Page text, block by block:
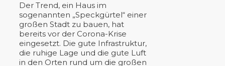
Der Trend, ein Haus im
sogenannten „Speckgürtel“ einer
großen Stadt zu bauen, hat
bereits vor der Corona-Krise
eingesetzt. Die gute Infrastruktur,
die ruhige Lage und die gute Luft
in den Orten rund um die großen